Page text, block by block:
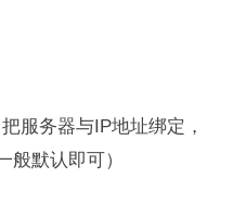
服务器与IP地址绑定，
般默认即可）